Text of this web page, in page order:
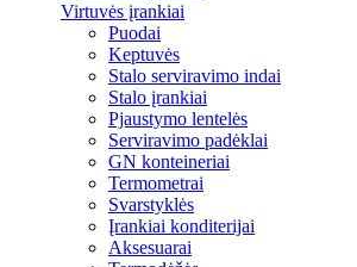
Virtuvės įrankiai
Puodai
Keptuvės
Stalo serviravimo indai
Stalo įrankiai
Pjaustymo lentelės
Serviravimo padėklai
GN konteineriai
Termometrai
Svarstyklės
Įrankiai konditerijai
Aksesuarai